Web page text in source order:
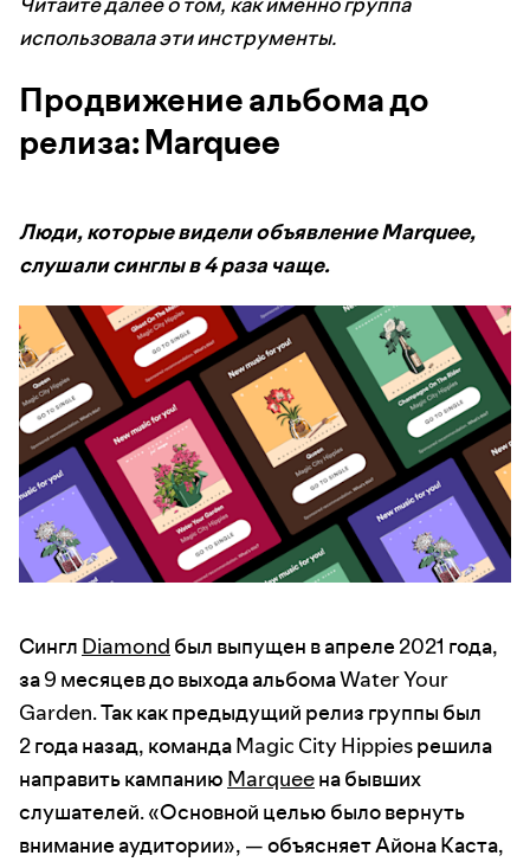
использовала эти инструменты.
Продвижение альбома до
релиза: Marquee
Люди, которые видели объявление Marquee,
слушали синглы в 4 раза чаще.
Сингл Diamond был выпущен в апреле 2021 года,
за 9 месяцев до выхода альбома Water Your
Garden. Так как предыдущий релиз группы был
2 года назад, команда Magic City Hippies решила
направить кампанию Marqueeна бывших
слушателей. «Основной целью было вернуть
внимание аудитории», — объясняет Айона Каста,